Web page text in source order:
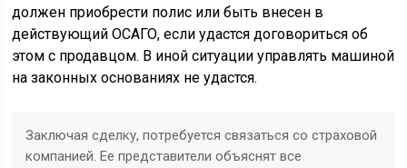
должен приобрести полис или быть внесен в
действующий ОСАГО, если удастся договориться об
этом с продавцом. В иной ситуации управлять машиной
на законных основаниях не удастся.
Заключая сделку, потребуется связаться со страховой
компанией. Ее представители объяснят все